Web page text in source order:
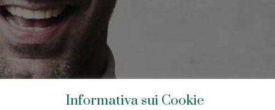
Informativa sui Cookie